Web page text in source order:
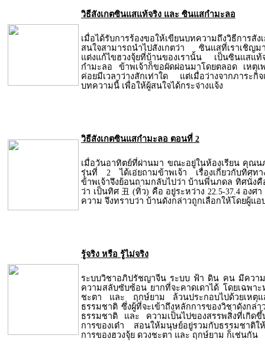
วิธีสังเกตซินแสแท้จริง และ ซินแสกำมะลอ
เมื่อได้รับการร้องขอให้เขียนบทความถึงวิธีการ
สนใจสามารถนำไปสังเกตว่า ซินแสที่เราเชิญม
แต่งแก้ไขฮวงจุ้ยที่บ้านของเรานั้น เป็นซินแ
กำมะลอ ข้าพเจ้าก็ขอผัดผ่อนมาโดยตลอด เหตุเพ
ค่อยมีเวลาว่างสักเท่าใด แต่เมื่อว่างจากภาระ
บทความนี้ เพื่อให้ผู้สนใจได้กระจ่างแจ้ง
วิธีสังเกตซินแสกำมะลอ ตอนที่ 2
เมื่อวันอาทิตย์ที่ผ่านมา ขณะอยู่ในห้องเรียน คุณ
รุ่นที่ 2 ได้เอ่ยถามข้าพเจ้า เรื่องเกี่ยวกับทิศท
ข้าพเจ้าจึงย้อนถามกลับไปว่า บ้านพี่นภดล ทิศนั่งคื
ว่า เป็นทิศ 丑 (ทิ่ว) คือ อยู่ระหว่าง 22.5-37.4 องศ
ความ จึงทราบว่า บ้านดังกล่าวถูกเลือกให้โดยผู้แ
รู้จริง หรือ รู้ไม่จริง
ระบบวิชาอภิปรัชญาจีน ระบบ ฟ้า ดิน คน มีควา
ความสลับซับซ้อน ยากที่จะคาดเดาได้ โดยเฉพาะ
ชะตา และ ฤกษ์ยาม ล้วนประกอบไปด้วยเหตุ
ธรรมชาติ ซึ่งผู้ที่จะเข้าถึงหลักการของวิชาดังกล่า
ธรรมชาติ และ ความเป็นไปของสรรพสิ่งที่เกิด
การของเต๋า สอนให้มนุษย์อยู่รวมกับธรรมชาติใ
การของฮวงจุ้ย ดวงชะตา และ ฤกษ์ยาม ก็เช่นกัน